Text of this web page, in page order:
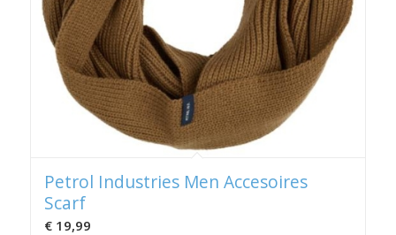
Petrol Industries Men Accesoires
Scarf
€19,99